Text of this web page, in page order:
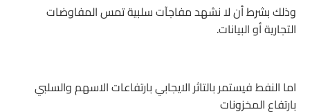
وذلك بشرط أن لا نشهد مفاجآت سلبية تمس المفاوضات
التجارية أو البيانات.
اما النفط فيستمر بالتاثر الايجابي بارتفاعات الاسهم والسلبي
بارتفاع المخزونات